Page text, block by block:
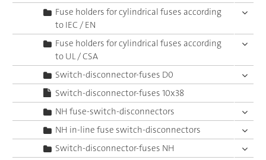
Fuse holders for cylindrical fuses according
to IEC / EN
Fuse holders for cylindrical fuses according
to UL / CSA
Switch-disconnector-fuses D0
Switch-disconnector-fuses 10x38
NH fuse-switch-disconnectors
NH in-line fuse switch-disconnectors
Switch-disconnector-fuses NH